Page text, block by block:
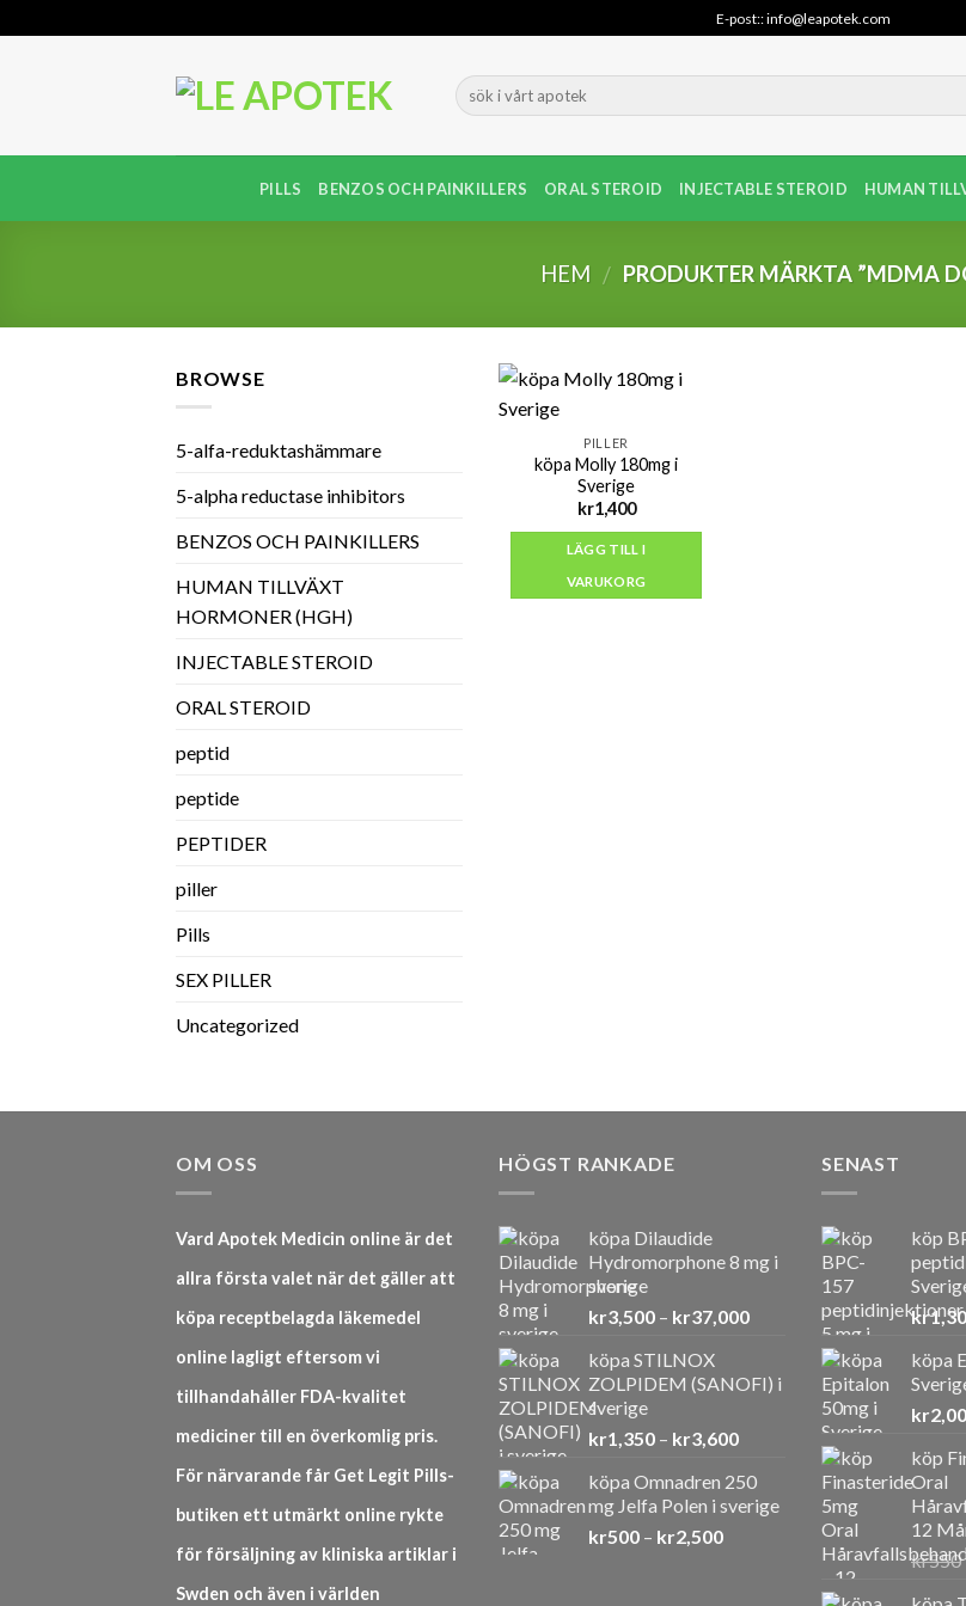
to
E-post:: info@leapotek.com
PILLS BENZOS OCH PAINKILLERS ORAL STEROID INJECTABLE STEROID HUMAN
HEM / PRODUKTER MÄRKTA ”MDMA
BROWSE
5-alfa-reduktashämmare
5-alpha reductase inhibitors
BENZOS OCH PAINKILLERS
HUMAN TILLVÄXT
HORMONER (HGH)
INJECTABLE STEROID
ORAL STEROID
peptid
peptide
PEPTIDER
piller
Pills
SEX PILLER
Uncategorized
PILLER
köpa Molly 180mg i
Sverige
kr1,400
LÄGG TILL I
VARUKORG
OM OSS
Vard Apotek Medicin online är det
allra första valet när det gäller att
köpa receptbelagda läkemedel
online lagligt eftersom vi
tillhandahåller FDA-kvalitet
mediciner till en överkomlig pris.
För närvarande får Get Legit Pills-
butiken ett utmärkt online rykte
för försäljning av kliniska artiklar i
Swden och även i världen
HÖGST RANKADE
köpa Dilaudide
Hydromorphone 8 mg i
sverige
kr3,500 – kr37,000Prisintervall:
kr37,000
köpa STILNOX
ZOLPIDEM (SANOFI) i
sverige
kr1,350 – kr3,600Prisintervall:
till
kr3,600
köpa Omnadren 250
mg Jelfa Polen i sverige
kr500 – kr2,500Prisintervall:
SENAST
köp
kr
köpa
kr
köp
Oral
12
kr550